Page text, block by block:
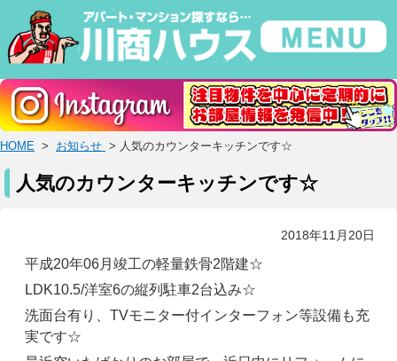
HOME > お知らせ > 人気のカウンターキッチンです☆
人気のカウンターキッチンです☆
2018年11月20日
平成20年06月竣工の軽量鉄骨2階建☆
LDK10.5/洋室6の縦列駐車2台込み☆
洗面台有り、TVモニター付インターフォン等設備も充
実です☆